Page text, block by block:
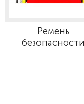
Ремень
безопасности